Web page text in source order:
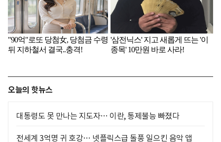
오늘의 핫뉴스
대통령도 못 만나는 지도자… 이란, 통제불능 빠졌다
전세계 3억명 귀 호강… 넷플릭스급 돌풍 일으킨 음악 앱